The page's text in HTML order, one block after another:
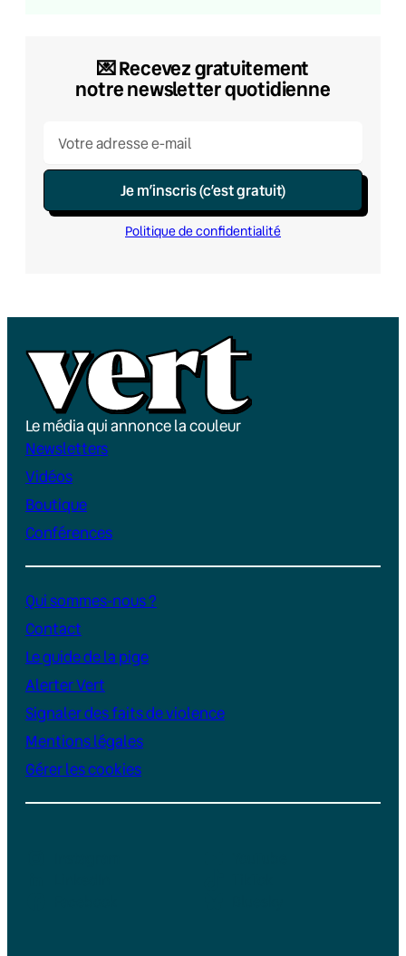
💌​ Recevez gratuitement
notre newsletter quotidienne
Je m’inscris (c’est gratuit)
Politique de confidentialité
Le média qui annonce la couleur
Newsletters
Vidéos
Boutique
Conférences
Qui sommes-nous ?
Contact
Le guide de la pige
Alerter Vert
Signaler des faits de violence
Mentions légales
Gérer les cookies